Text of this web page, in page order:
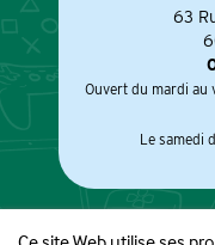
63
Ouvert du mardi au
Le samedi